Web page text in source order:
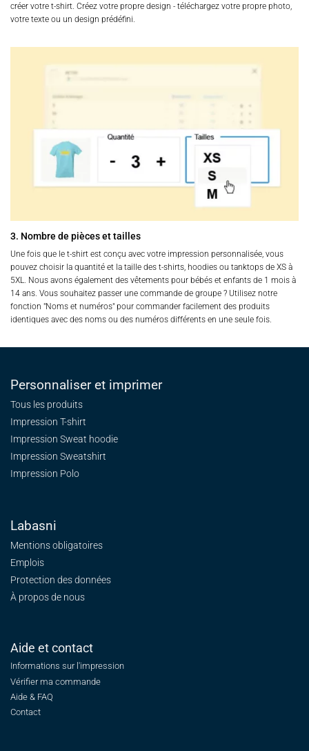
créer votre t-shirt. Créez votre propre design - téléchargez votre propre photo,
votre texte ou un design prédéfini.
3. Nombre de pièces et tailles
Une fois que le t-shirt est conçu avec votre impression personnalisée, vous
pouvez choisir la quantité et la taille des t-shirts, hoodies ou tanktops de XS à
5XL. Nous avons également des vêtements pour bébés et enfants de 1 mois à
14 ans. Vous souhaitez passer une commande de groupe ? Utilisez notre
fonction "Noms et numéros" pour commander facilement des produits
identiques avec des noms ou des numéros différents en une seule fois.
Personnaliser et imprimer
Tous les produits
Impression T-shirt
Impression Sweat hoodie
Impression Sweatshirt
Impression Polo
Labasni
Mentions obligatoires
Emplois
Protection des données
À propos de nous
Aide et contact
Informations sur l'impression
Vérifier ma commande
Aide & FAQ
Contact